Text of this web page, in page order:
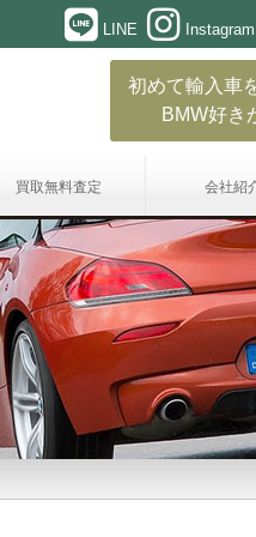
LINE Instagram
初めて輸入車
BMW好き
買取無料査定 会社紹